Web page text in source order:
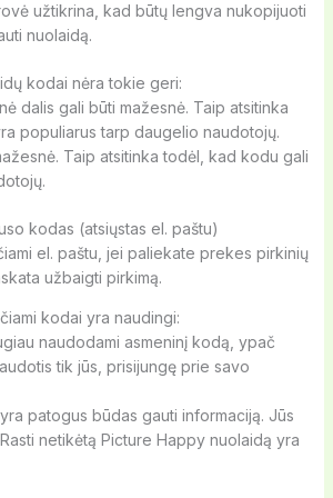
užtikrina, kad būtų lengva nukopijuoti
nuolaidą.
kodai nėra tokie geri:
dalis gali būti mažesnė. Taip atsitinka
populiarus tarp daugelio naudotojų.
Taip atsitinka todėl, kad kodu gali
kodas (atsiųstas el. paštu)
el. paštu, jei paliekate prekes pirkinių
užbaigti pirkimą.
kodai yra naudingi:
naudodami asmeninį kodą, ypač
tik jūs, prisijungę prie savo
patogus būdas gauti informaciją. Jūs
netikėtą Picture Happy nuolaidą yra